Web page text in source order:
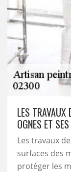
LES TRAVAUX
OGNES ET
Les travaux
surfaces des
protéger les